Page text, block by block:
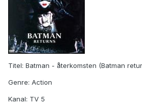
Titel: Batman - återkomsten (Batman
Genre: Action
Kanal: TV 5